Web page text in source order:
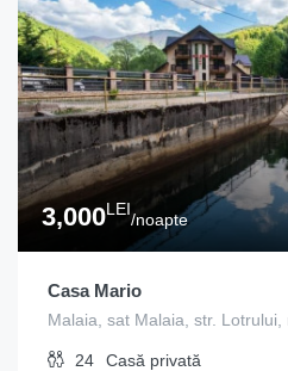
3,000LEI
/noapte
Casa Mario
Malaia, sat Malaia, str. Lotrului,
24 Casă privată